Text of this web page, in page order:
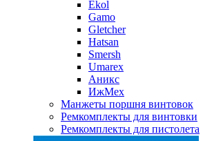
Ekol
Gamo
Gletcher
Hatsan
Smersh
Umarex
Аникс
ИжМех
Манжеты поршня винтовок
Ремкомплекты для винтовки
Ремкомплекты для пистолета